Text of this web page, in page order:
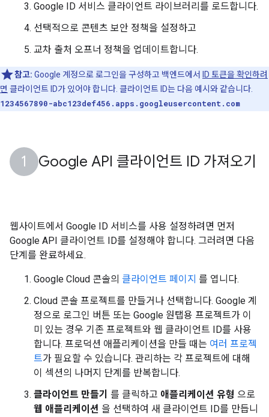
Google ID 서비스 클라이언트 라이브러리를 로드합니다.
선택적으로 콘텐츠 보안 정책을 설정하고
교차 출처 오프너 정책을 업데이트합니다.
참고: Google 계정으로 로그인을 구성하고 백엔드에서
ID 토큰을 확인하려
면 클라이언트 ID가 있어야 합니다. 클라이언트 ID는 다음 예시와 같습니다.
1234567890-abc123def456.apps.googleusercontent.com
Google API 클라이언트 ID 가져오기
웹사이트에서 Google ID 서비스를 사용 설정하려면 먼저
Google API 클라이언트 ID를 설정해야 합니다. 그러려면 다음
단계를 완료하세요.
Google Cloud 콘솔의 클라이언트 페이지 를 엽니다.
Cloud 콘솔 프로젝트를 만들거나 선택합니다. Google 계
정으로 로그인 버튼 또는 Google 원탭용 프로젝트가 이
미 있는 경우 기존 프로젝트와 웹 클라이언트 ID를 사용
합니다. 프로덕션 애플리케이션을 만들 때는 여러 프로젝
트가 필요할 수 있습니다. 관리하는 각 프로젝트에 대해
이 섹션의 나머지 단계를 반복합니다.
클라이언트 만들기 를 클릭하고 애플리케이션 유형 으로
웹 애플리케이션 을 선택하여 새 클라이언트 ID를 만듭니